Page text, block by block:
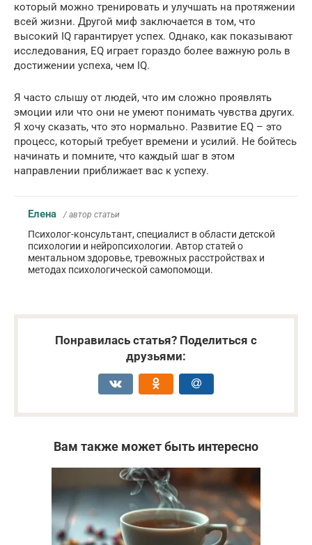
который можно тренировать и улучшать на протяжении
всей жизни. Другой миф заключается в том, что
высокий IQ гарантирует успех. Однако, как показывают
исследования, EQ играет гораздо более важную роль в
достижении успеха, чем IQ.
Я часто слышу от людей, что им сложно проявлять
эмоции или что они не умеют понимать чувства других.
Я хочу сказать, что это нормально. Развитие EQ – это
процесс, который требует времени и усилий. Не бойтесь
начинать и помните, что каждый шаг в этом
направлении приближает вас к успеху.
Елена / автор статьи
Психолог-консультант, специалист в области детской
психологии и нейропсихологии. Автор статей о
ментальном здоровье, тревожных расстройствах и
методах психологической самопомощи.
Понравилась статья? Поделиться с
друзьями:
Вам также может быть интересно